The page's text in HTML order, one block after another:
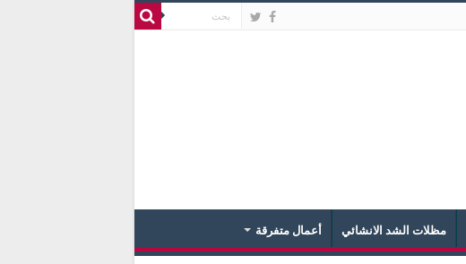
مظلات الشد الانشائي أعمال متفرقة